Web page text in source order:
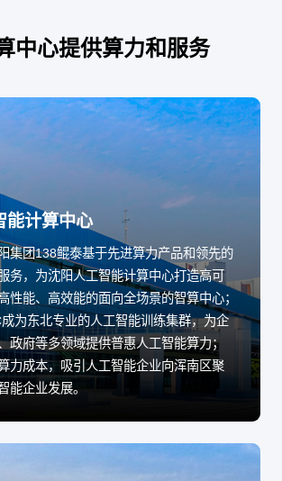
中心提供算力和服务
能计算中心
集团138鲲泰基于先进算力产品和领先的
务，为沈阳人工智能计算中心打造高可
性能、高效能的面向全场景的智算中心；
为东北专业的人工智能训练集群，为企
政府等多领域提供普惠人工智能算力；
力成本，吸引人工智能企业向浑南区聚
能企业发展。